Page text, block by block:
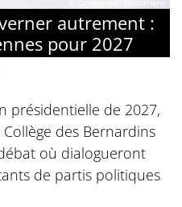
autrement :
pour 2027
présidentielle de 2027,
des Bernardins
où dialogueront
de partis politiques